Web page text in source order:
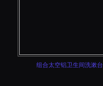
组合太空铝卫生间洗漱台